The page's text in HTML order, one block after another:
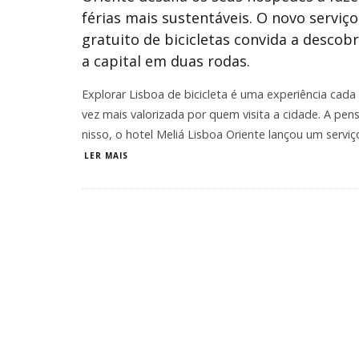
férias mais sustentáveis. O novo serviço
gratuito de bicicletas convida a
a capital em duas rodas.
Explorar Lisboa de bicicleta é uma experiência cada
vez mais valorizada por quem visita a cidade. A
nisso, o hotel Meliá Lisboa Oriente lançou um
LER MAIS